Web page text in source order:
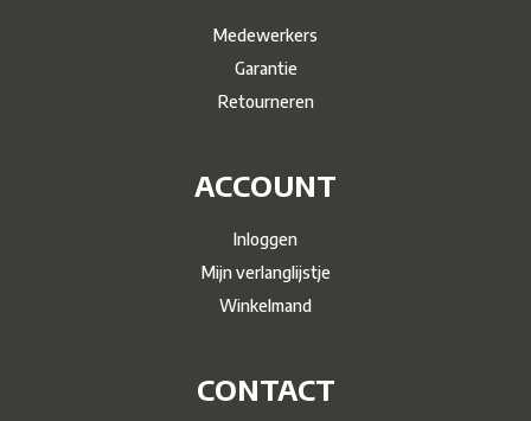
Medewerkers
Garantie
Retourneren
ACCOUNT
Inloggen
Mijn verlanglijstje
Winkelmand
CONTACT